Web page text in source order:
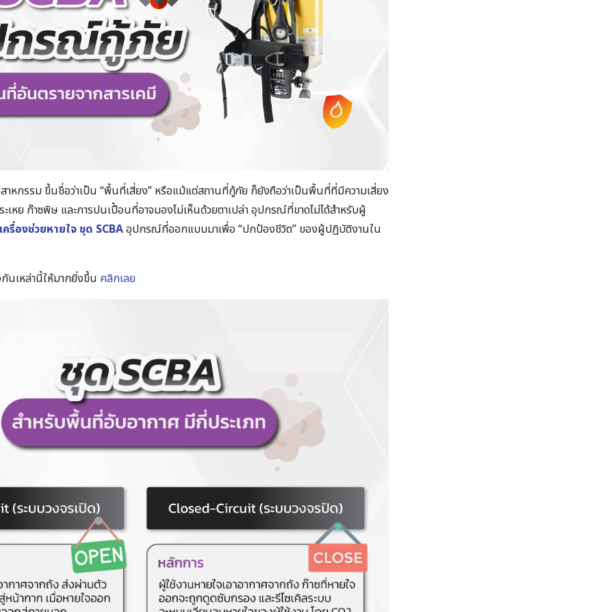
าหกรรม ขึ้นชื่อว่าเป็น “พื้นที่เสี่ยง” หรือแม้แต่สถานที่กู้ภัย ก็ยังถือว่าเป็นพื้นที่ที่มีความเสี่ยง
ะเหย ก๊าซพิษ และการปนเปื้อนที่อาจมองไม่เห็นด้วยตาเปล่า อุปกรณ์ที่ขาดไม่ได้สำหรับผู้
เครื่องช่วยหายใจ ชุด SCBAอุปกรณ์ที่ออกแบบมาเพื่อ “ปกป้องชีวิต” ของผู้ปฏิบัติงานใน
นเหล่านี้ให้มากยิ่งขึ้น คลิกเลย